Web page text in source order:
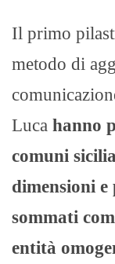
Il primo
metodo di
Luca hanno
comuni
dimensioni e
sommati
entità